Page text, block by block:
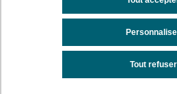
Tout refuser
Mentions